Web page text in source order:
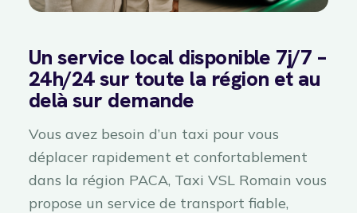
Un service local disponible 7j/7 –
24h/24 sur toute la région et au
delà sur demande
Vous avez besoin d’un taxi pour vous
déplacer rapidement et confortablement
dans la région PACA, Taxi VSL Romain vous
propose un service de transport fiable,